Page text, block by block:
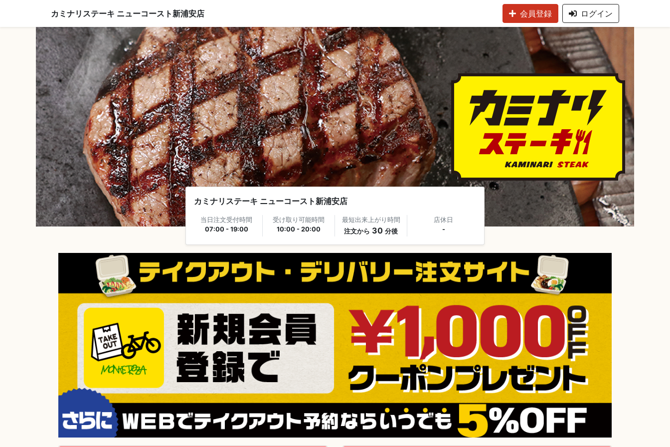
カミナリステーキ ニューコースト新浦安店 会員登録 ログイン
カミナリステーキ ニューコースト新浦安店
当日注文受付時間
07:00 - 19:00
受け取り可能時間
10:00 - 20:00
最短出来上がり時間
注文から 30 分後
店休日
-